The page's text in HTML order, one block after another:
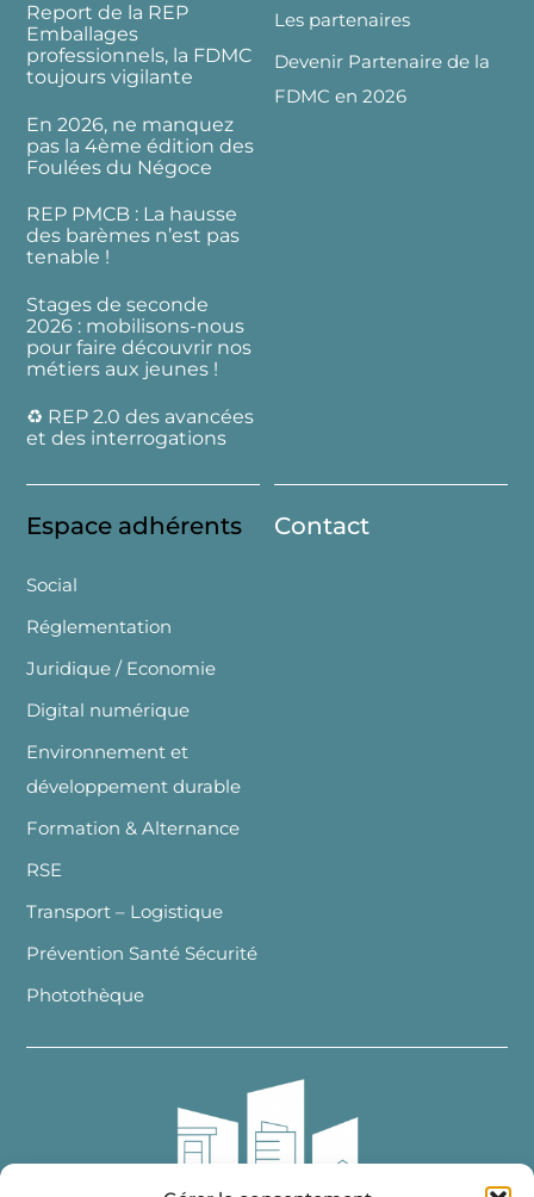
Report de la REP
Emballages
professionnels, la FDMC
toujours vigilante
En 2026, ne manquez
pas la 4ème édition des
Foulées du Négoce
REP PMCB : La hausse
des barèmes n’est pas
tenable !
Stages de seconde
2026 : mobilisons-nous
pour faire découvrir nos
métiers aux jeunes !
♻️ REP 2.0 des avancées
et des interrogations
Les partenaires
Devenir Partenaire de la
FDMC en 2026
Espace adhérents
Social
Réglementation
Juridique / Economie
Digital numérique
Environnement et
développement durable
Formation & Alternance
RSE
Transport – Logistique
Prévention Santé Sécurité
Photothèque
Contact